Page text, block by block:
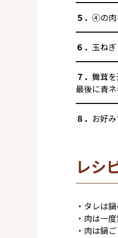
５． ④の肉
６． 玉ね
７． 舞茸
最後に青
８． お好
レシ
・タレは
・肉は一
・肉は鍋